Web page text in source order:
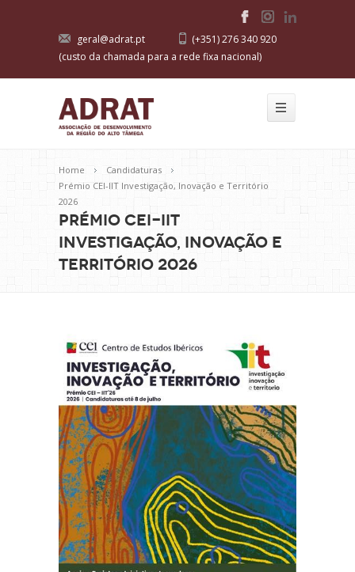
geral@adrat.pt
(+351) 276 340 920
(custo da chamada para a rede fixa nacional)
Home
Candidaturas
Prémio CEI-IIT Investigação, Inovação e Território
2026
Prémio CEI-IIT
Investigação, Inovação e
Território 2026